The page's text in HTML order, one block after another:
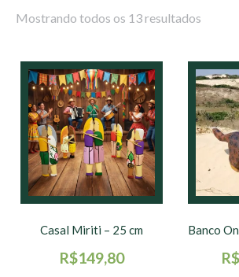
Mostrando todos os 13 resultados
Casal Miriti – 25 cm
R$149,80 R$